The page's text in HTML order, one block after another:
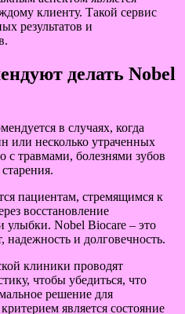
клиенту. Такой сервис
результатов и
делать Nobel
в случаях, когда
или несколько утраченных
с травмами, болезнями зубов
пациентам, стремящимся к
восстановление
улыбки. Nobel Biocare – это
и долговечность.
клиники проводят
чтобы убедиться, что
решение для
является состояние